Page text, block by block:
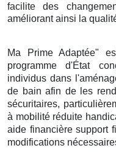
facilite des
améliorant ainsi la
Ma Prime Adaptée"
programme d'État
individus dans
de bain afin de les
sécuritaires,
à mobilité réduite
aide financière support
modifications